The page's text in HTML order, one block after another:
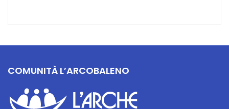
COMUNITÀ L’ARCOBALENO